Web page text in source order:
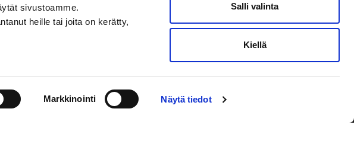
sivustoamme.
heille tai joita on kerätty,
Markkinointi Näytä tiedot
Salli valinta
Kiellä
MEDIER
VAASAN SPORT
NYHETSBREVET